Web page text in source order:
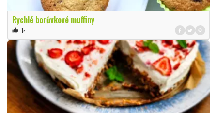
Rychlé borůvkové muffiny
thumb_up 1×